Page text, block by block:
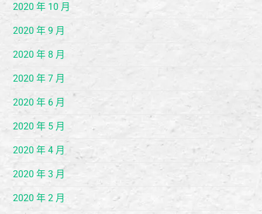
2020 年 10 月
2020 年 9 月
2020 年 8 月
2020 年 7 月
2020 年 6 月
2020 年 5 月
2020 年 4 月
2020 年 3 月
2020 年 2 月